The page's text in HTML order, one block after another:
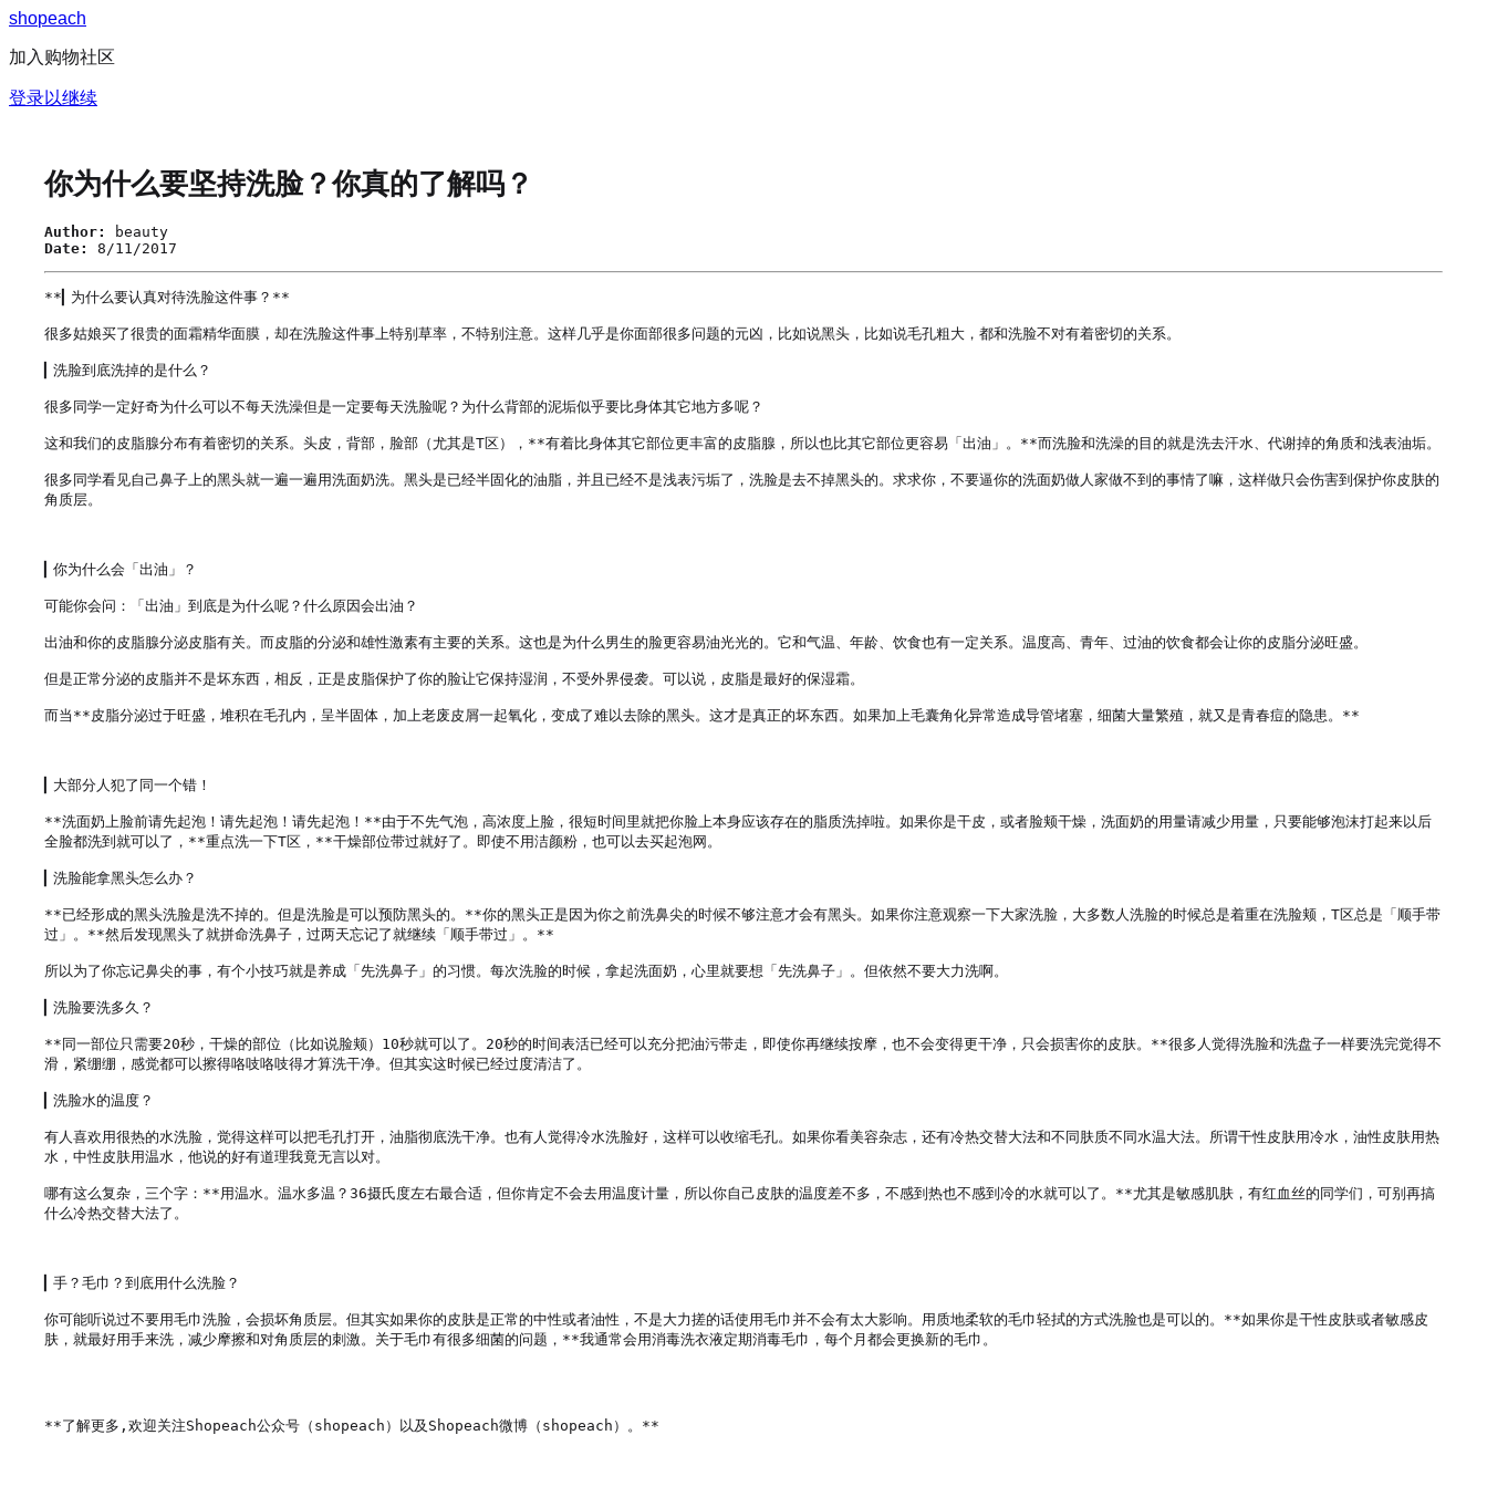
shopeach
加入购物社区
登录以继续
你为什么要坚持洗脸？你真的了解吗？
Author:
beauty
Date:
8/11/2017
**▎为什么要认真对待洗脸这件事？**
很多姑娘买了很贵的面霜精华面膜，却在洗脸这件事上特别草率，不特别注意。这样几乎是你面部很多问题的元凶，比如说黑头，比如说毛孔粗大，都和洗脸不对有着密切的关系。
▎洗脸到底洗掉的是什么？
很多同学一定好奇为什么可以不每天洗澡但是一定要每天洗脸呢？为什么背部的泥垢似乎要比身体其它地方多呢？
这和我们的皮脂腺分布有着密切的关系。头皮，背部，脸部（尤其是T区），**有着比身体其它部位更丰富的皮脂腺，所以也比其它部位更容易「出油」。**而洗脸和洗澡的目的就是洗去汗水、代谢掉的角质和浅表油垢。
很多同学看见自己鼻子上的黑头就一遍一遍用洗面奶洗。黑头是已经半固化的油脂，并且已经不是浅表污垢了，洗脸是去不掉黑头的。求求你，不要逼你的洗面奶做人家做不到的事情了嘛，这样做只会伤害到保护你皮肤的
角质层。
▎你为什么会「出油」？
可能你会问：「出油」到底是为什么呢？什么原因会出油？
出油和你的皮脂腺分泌皮脂有关。而皮脂的分泌和雄性激素有主要的关系。这也是为什么男生的脸更容易油光光的。它和气温、年龄、饮食也有一定关系。温度高、青年、过油的饮食都会让你的皮脂分泌旺盛。
但是正常分泌的皮脂并不是坏东西，相反，正是皮脂保护了你的脸让它保持湿润，不受外界侵袭。可以说，皮脂是最好的保湿霜。
而当**皮脂分泌过于旺盛，堆积在毛孔内，呈半固体，加上老废皮屑一起氧化，变成了难以去除的黑头。这才是真正的坏东西。如果加上毛囊角化异常造成导管堵塞，细菌大量繁殖，就又是青春痘的隐患。**
▎大部分人犯了同一个错！
**洗面奶上脸前请先起泡！请先起泡！请先起泡！**由于不先气泡，高浓度上脸，很短时间里就把你脸上本身应该存在的脂质洗掉啦。如果你是干皮，或者脸颊干燥，洗面奶的用量请减少用量，只要能够泡沫打起来以后
全脸都洗到就可以了，**重点洗一下T区，**干燥部位带过就好了。即使不用洁颜粉，也可以去买起泡网。
▎洗脸能拿黑头怎么办？
**已经形成的黑头洗脸是洗不掉的。但是洗脸是可以预防黑头的。**你的黑头正是因为你之前洗鼻尖的时候不够注意才会有黑头。如果你注意观察一下大家洗脸，大多数人洗脸的时候总是着重在洗脸颊，T区总是「顺手带
过」。**然后发现黑头了就拼命洗鼻子，过两天忘记了就继续「顺手带过」。**
所以为了你忘记鼻尖的事，有个小技巧就是养成「先洗鼻子」的习惯。每次洗脸的时候，拿起洗面奶，心里就要想「先洗鼻子」。但依然不要大力洗啊。
▎洗脸要洗多久？
**同一部位只需要20秒，干燥的部位（比如说脸颊）10秒就可以了。20秒的时间表活已经可以充分把油污带走，即使你再继续按摩，也不会变得更干净，只会损害你的皮肤。**很多人觉得洗脸和洗盘子一样要洗完觉得不
滑，紧绷绷，感觉都可以擦得咯吱咯吱得才算洗干净。但其实这时候已经过度清洁了。
▎洗脸水的温度？
有人喜欢用很热的水洗脸，觉得这样可以把毛孔打开，油脂彻底洗干净。也有人觉得冷水洗脸好，这样可以收缩毛孔。如果你看美容杂志，还有冷热交替大法和不同肤质不同水温大法。所谓干性皮肤用冷水，油性皮肤用热
水，中性皮肤用温水，他说的好有道理我竟无言以对。
哪有这么复杂，三个字：**用温水。温水多温？36摄氏度左右最合适，但你肯定不会去用温度计量，所以你自己皮肤的温度差不多，不感到热也不感到冷的水就可以了。**尤其是敏感肌肤，有红血丝的同学们，可别再搞
什么冷热交替大法了。
▎手？毛巾？到底用什么洗脸？
你可能听说过不要用毛巾洗脸，会损坏角质层。但其实如果你的皮肤是正常的中性或者油性，不是大力搓的话使用毛巾并不会有太大影响。用质地柔软的毛巾轻拭的方式洗脸也是可以的。**如果你是干性皮肤或者敏感皮
肤，就最好用手来洗，减少摩擦和对角质层的刺激。关于毛巾有很多细菌的问题，**我通常会用消毒洗衣液定期消毒毛巾，每个月都会更换新的毛巾。
**了解更多,欢迎关注Shopeach公众号（shopeach）以及Shopeach微博（shopeach）。**